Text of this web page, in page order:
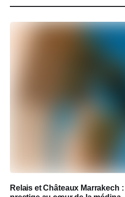
Relais et Châteaux Marrakech